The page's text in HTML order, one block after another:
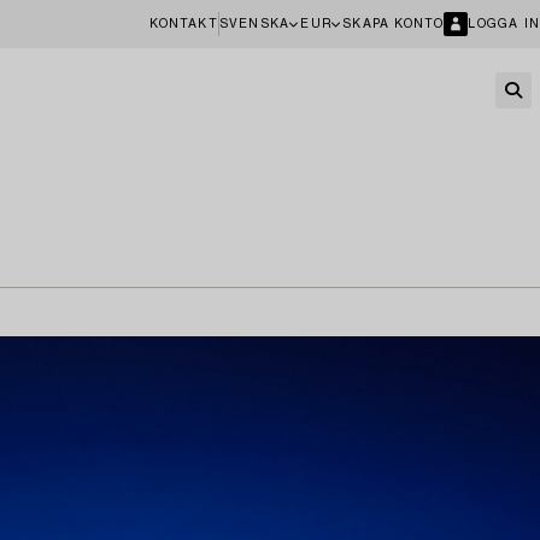
KONTAKT SVENSKA EUR SKAPA KONTO LOGGA IN